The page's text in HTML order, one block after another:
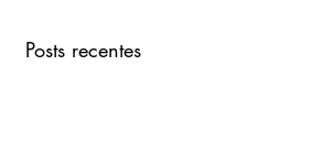
Posts recentes